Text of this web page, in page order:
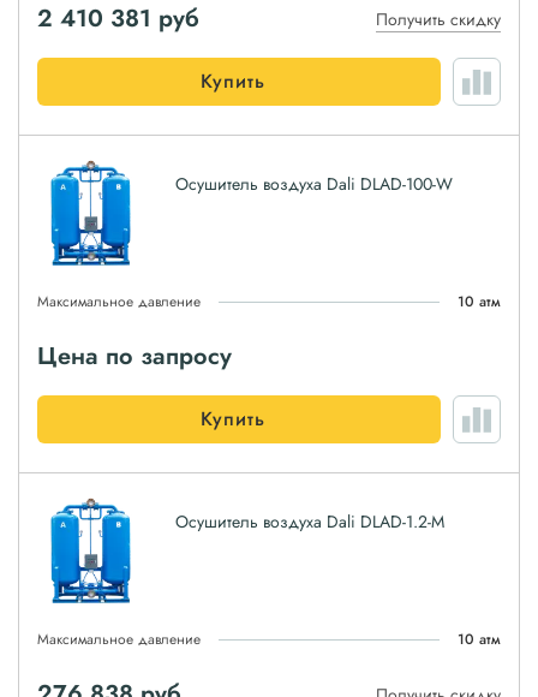
2 410 381 руб Получить скидку
Купить
Осушитель воздуха Dali DLAD-100-W
Максимальное давление 10 атм
Цена по запросу
Купить
Осушитель воздуха Dali DLAD-1.2-M
Максимальное давление 10 атм